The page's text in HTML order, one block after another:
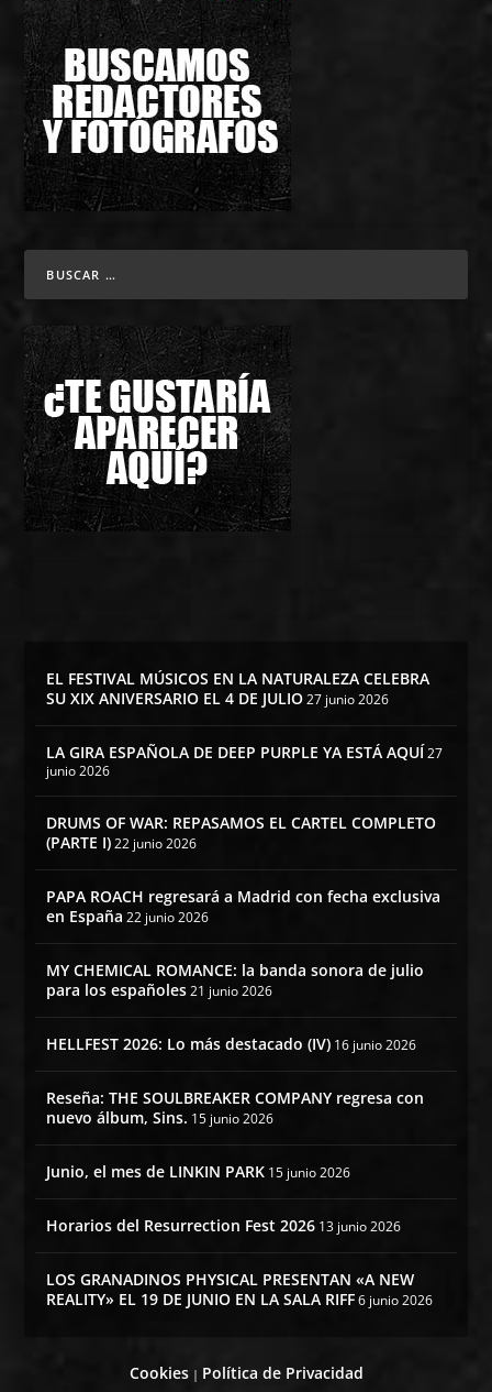
EL FESTIVAL MÚSICOS EN LA NATURALEZA CELEBRA
SU XIX ANIVERSARIO EL 4 DE JULIO 27 junio 2026
LA GIRA ESPAÑOLA DE DEEP PURPLE YA ESTÁ AQUÍ 27
junio 2026
DRUMS OF WAR: REPASAMOS EL CARTEL COMPLETO
(PARTE I) 22 junio 2026
PAPA ROACH regresará a Madrid con fecha exclusiva
en España 22 junio 2026
MY CHEMICAL ROMANCE: la banda sonora de julio
para los españoles 21 junio 2026
HELLFEST 2026: Lo más destacado (IV) 16 junio 2026
Reseña: THE SOULBREAKER COMPANY regresa con
nuevo álbum, Sins. 15 junio 2026
Junio, el mes de LINKIN PARK 15 junio 2026
Horarios del Resurrection Fest 2026 13 junio 2026
LOS GRANADINOS PHYSICAL PRESENTAN «A NEW
REALITY» EL 19 DE JUNIO EN LA SALA RIFF 6 junio 2026
Cookies| Política de Privacidad